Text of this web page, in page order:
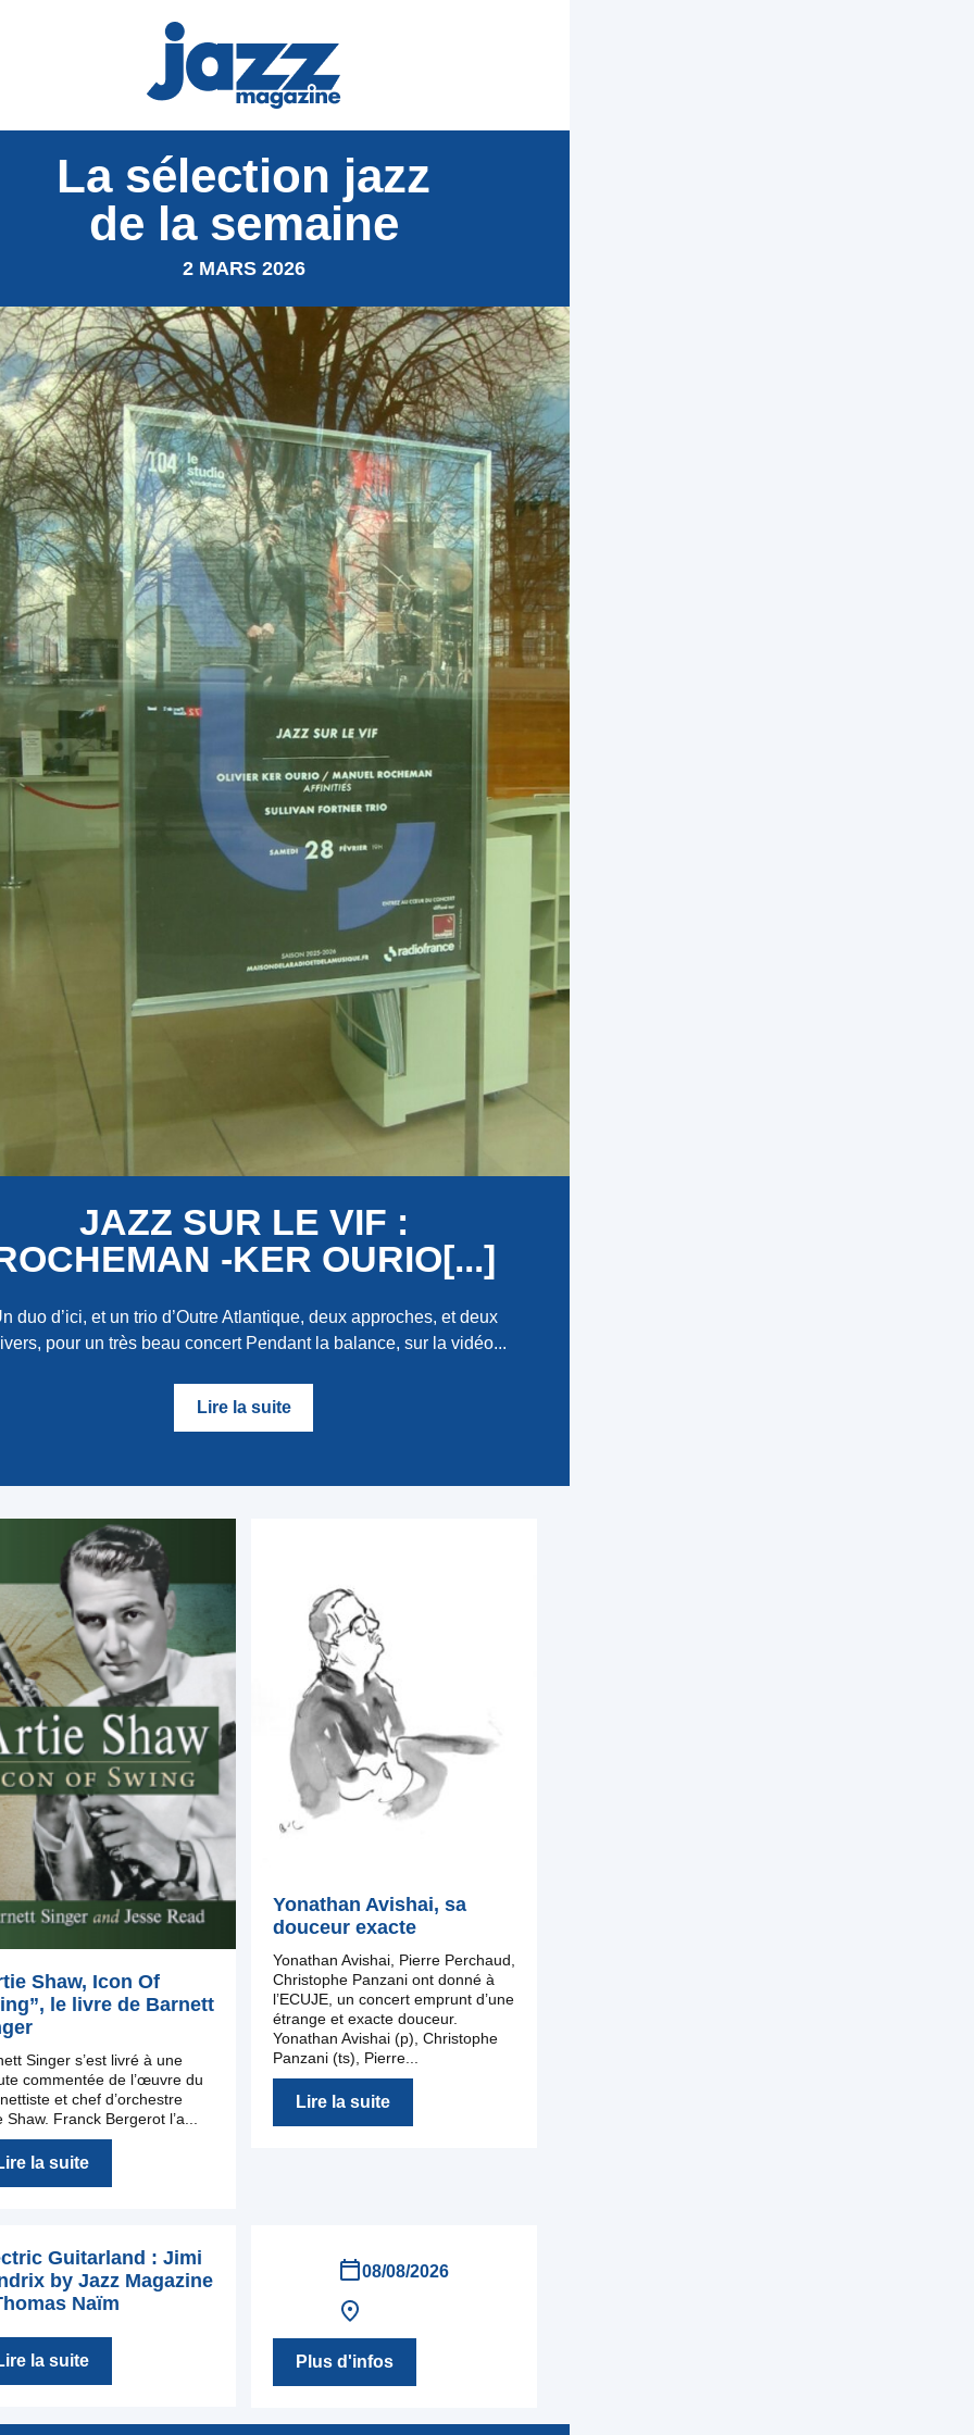
La sélection jazz
de la semaine
2 MARS 2026
JAZZ SUR LE VIF :
-KER OURIO[...]
duo d’ici, et un trio d’Outre Atlantique, deux approches, et deux
pour un très beau concert Pendant la balance, sur la vidéo...
Lire la suite
Shaw, Icon Of
le livre de Barnett
Singer s’est livré à une
commentée de l’œuvre du
et chef d’orchestre
Shaw. Franck Bergerot l’a...
la suite
Yonathan Avishai, sa
douceur exacte
Yonathan Avishai, Pierre Perchaud,
Christophe Panzani ont donné à
l’ECUJE, un concert emprunt d’une
étrange et exacte douceur.
Yonathan Avishai (p), Christophe
Panzani (ts), Pierre...
Lire la suite
Guitarland : Jimi
by Jazz Magazine
Naïm
la suite
08/08/2026
Plus d'infos